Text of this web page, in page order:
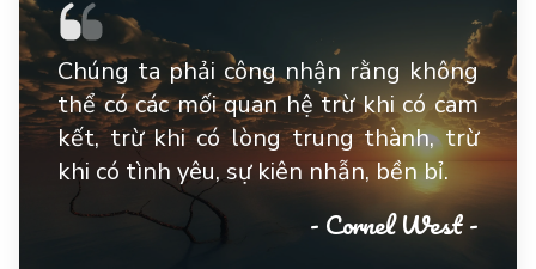
Chúng ta phải công nhận rằng không
thể có các mối quan hệ trừ khi có cam
kết, trừ khi có lòng trung thành, trừ
khi có tình yêu, sự kiên nhẫn, bền bỉ.
- Cornel West -